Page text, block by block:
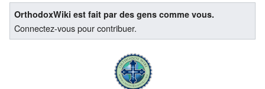
OrthodoxWiki est fait par des gens comme vous.
Connectez-vous pour contribuer.